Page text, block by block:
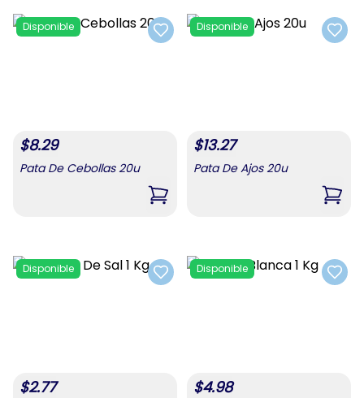
Add to favorites
Disponible
$8.29
Pata De Cebollas 20u
,Pata De Cebollas 20u
Add
Disponible
$13.27
Pata De Ajos 20u
,
Add to favorites
Disponible
$2.77
Add
Disponible
$4.98